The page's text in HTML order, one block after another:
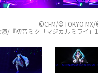
』テーマソング衣装